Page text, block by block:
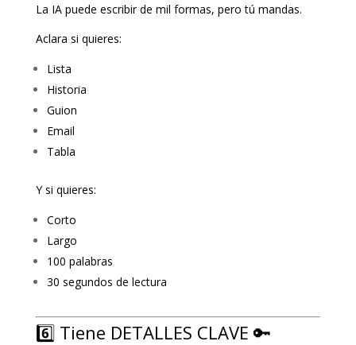
La IA puede escribir de mil formas, pero tú mandas.
Aclara si quieres:
Lista
Historia
Guion
Email
Tabla
Y si quieres:
Corto
Largo
100 palabras
30 segundos de lectura
6️⃣ Tiene DETALLES CLAVE 🔑